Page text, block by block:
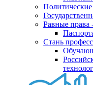
Равные права
Стань